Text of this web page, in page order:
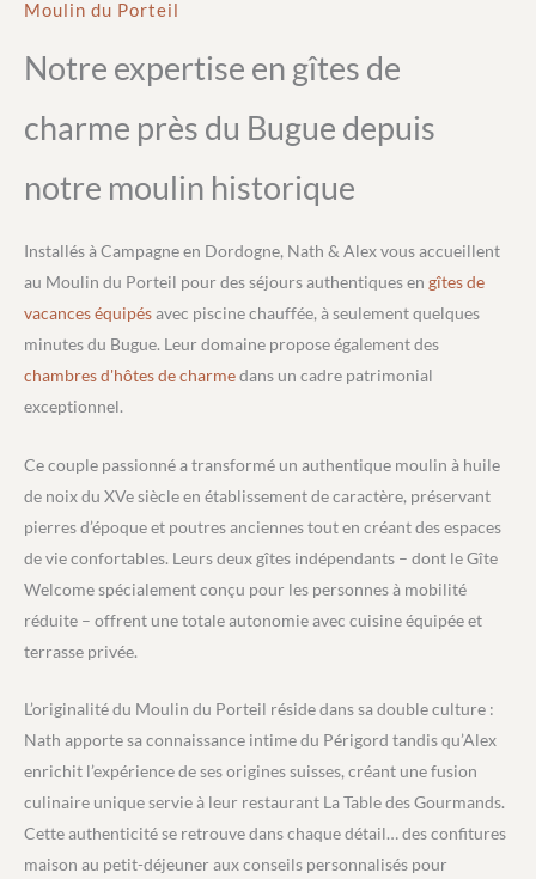
Moulin du Porteil
Notre expertise en gîtes de
charme près du Bugue depuis
notre moulin historique
Installés à Campagne en Dordogne, Nath & Alex vous accueillent
au Moulin du Porteil pour des séjours authentiques en gîtes de
vacances équipésavec piscine chauffée, à seulement quelques
minutes du Bugue. Leur domaine propose également des
chambres d'hôtes de charmedans un cadre patrimonial
exceptionnel.
Ce couple passionné a transformé un authentique moulin à huile
de noix du XVe siècle en établissement de caractère, préservant
pierres d’époque et poutres anciennes tout en créant des espaces
de vie confortables. Leurs deux gîtes indépendants – dont le Gîte
Welcome spécialement conçu pour les personnes à mobilité
réduite – offrent une totale autonomie avec cuisine équipée et
terrasse privée.
L’originalité du Moulin du Porteil réside dans sa double culture :
Nath apporte sa connaissance intime du Périgord tandis qu’Alex
enrichit l’expérience de ses origines suisses, créant une fusion
culinaire unique servie à leur restaurant La Table des Gourmands.
Cette authenticité se retrouve dans chaque détail… des confitures
maison au petit-déjeuner aux conseils personnalisés pour